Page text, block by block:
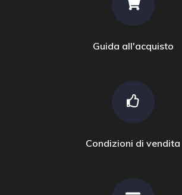
Guida all'acquisto
Condizioni di vendita